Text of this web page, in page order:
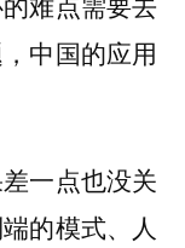
中国的应用
一点也没关
的模式、人